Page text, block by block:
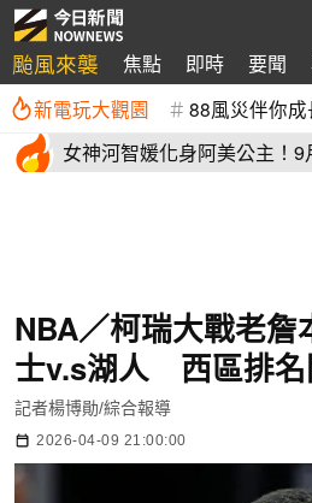
颱風來襲 焦點 即時 要聞
新電玩大觀園 88風災伴你成
女神河智媛化身阿美公主！
NBA／柯瑞大戰老詹
士v.s湖人 西區排名
記者楊博勛/綜合報導
2026-04-09 21:00:00